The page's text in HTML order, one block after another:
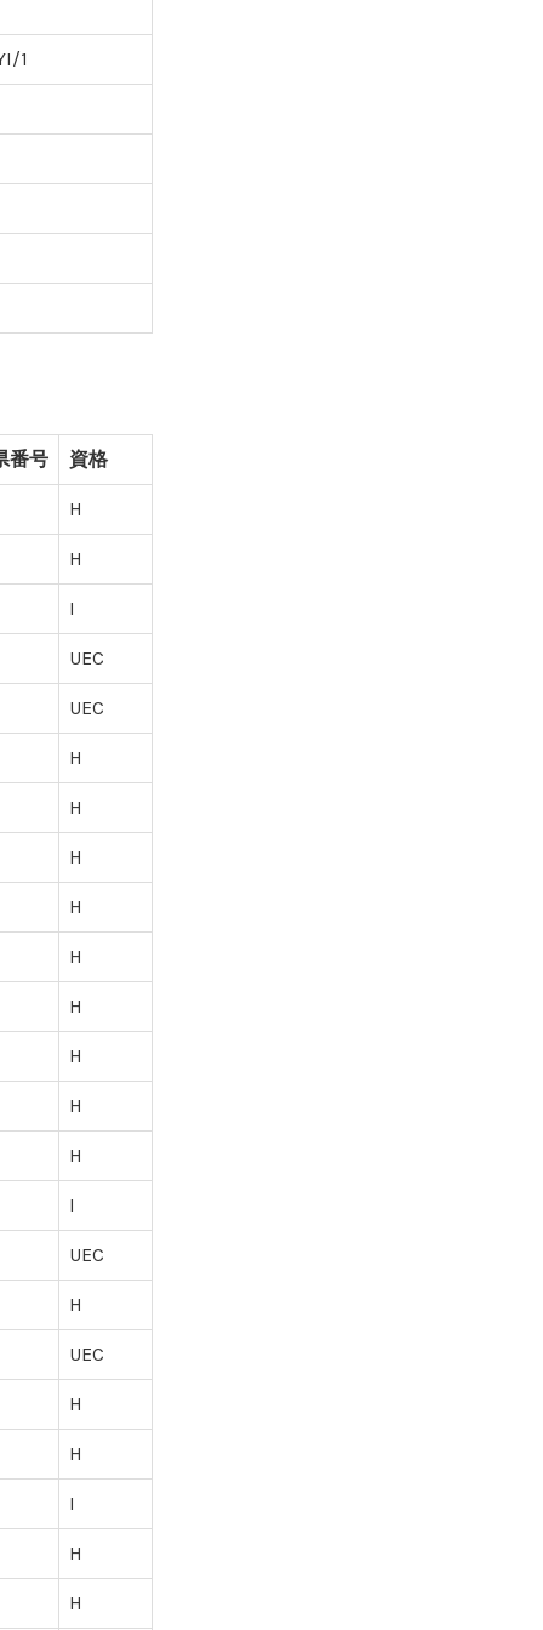
1
番号 資格
H
H
I
UEC
UEC
H
H
H
H
H
H
H
H
H
I
UEC
H
UEC
H
H
I
H
H